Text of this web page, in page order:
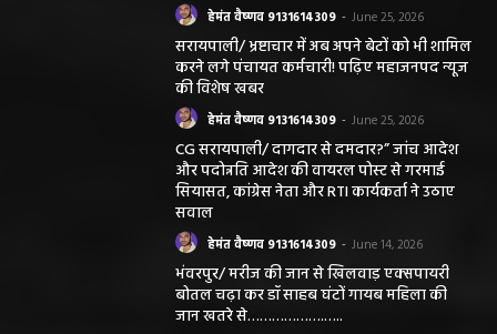
हेमंत वैष्णव 9131614309 - June 25, 2026
सरायपाली/ भ्रष्टाचार में अब अपने बेटों को भी शामिल
करने लगे पंचायत कर्मचारी! पढ़िए महाजनपद न्यूज
की विशेष खबर
हेमंत वैष्णव 9131614309 - June 25, 2026
CG सरायपाली/ दागदार से दमदार?” जांच आदेश
और पदोन्नति आदेश की वायरल पोस्ट से गरमाई
सियासत, कांग्रेस नेता और RTI कार्यकर्ता ने उठाए
सवाल
हेमंत वैष्णव 9131614309 - June 14, 2026
भंवरपुर/ मरीज की जान से खिलवाड़ एक्सपायरी
बोतल चढ़ा कर डॉ साहब घंटों गायब महिला की
जान खतरे से……………….…..